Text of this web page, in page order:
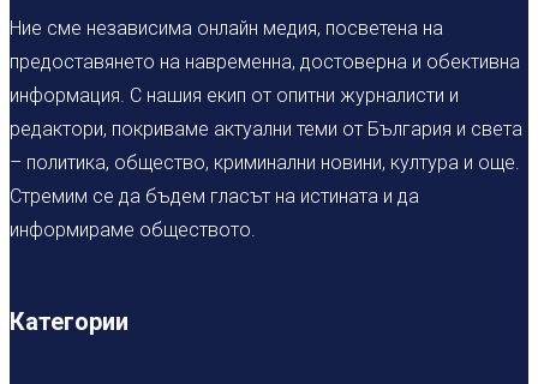
Ние сме независима онлайн медия, посветена на
предоставянето на навременна, достоверна и обективна
информация. С нашия екип от опитни журналисти и
редактори, покриваме актуални теми от България и света
– политика, общество, криминални новини, култура и още.
Стремим се да бъдем гласът на истината и да
информираме обществото.
Категории